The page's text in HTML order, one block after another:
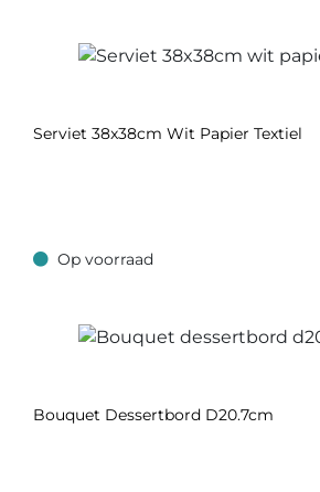
Serviet 38x38cm Wit Papier Textiel
Op voorraad
Op voorraad
Bouquet Dessertbord D20.7cm